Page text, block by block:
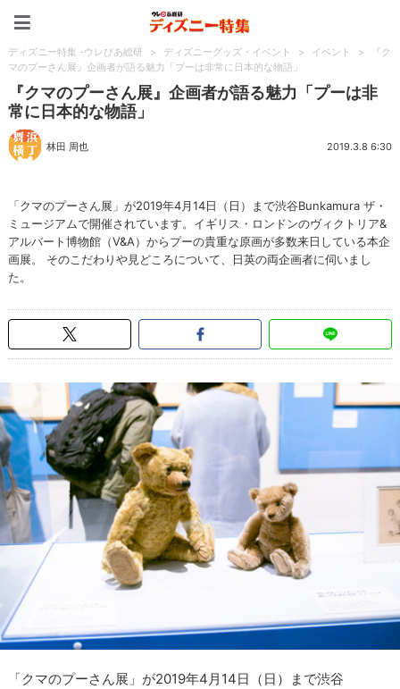
ディズニー特集 -ウレぴあ総研 > ディズニーグッズ・イベント > イベント >
『ク
マのプーさん展』企画者が語る魅力「プーは非常に日本的な物語」
『クマのプーさん展』企画者が語る魅力「プーは非
常に日本的な物語」
林田 周也 2019.3.8 6:30
「クマのプーさん展」が2019年4月14日（日）まで渋谷Bunkamura ザ・
ミュージアムで開催されています。イギリス・ロンドンのヴィクトリア&
アルバート博物館（V&A）からプーの貴重な原画が多数来日している本企
画展。 そのこだわりや見どころについて、日英の両企画者に伺いまし
た。
「クマのプーさん展」が2019年4月14日（日）まで渋谷